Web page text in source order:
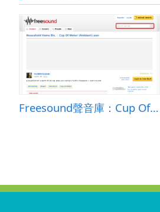
Freesound聲音庫：Cup Of Water (Ambient).wav